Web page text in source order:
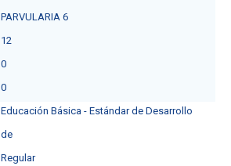
PARVULARIA 6
12
0
0
Educación Básica - Estándar de Desarrollo
de
Regular